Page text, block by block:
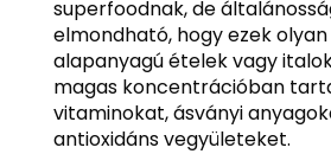
superfoodnak, de
elmondható, hogy ezek
alapanyagú ételek vagy
magas koncentrációban
vitaminokat, ásványi
antioxidáns vegyületeket.